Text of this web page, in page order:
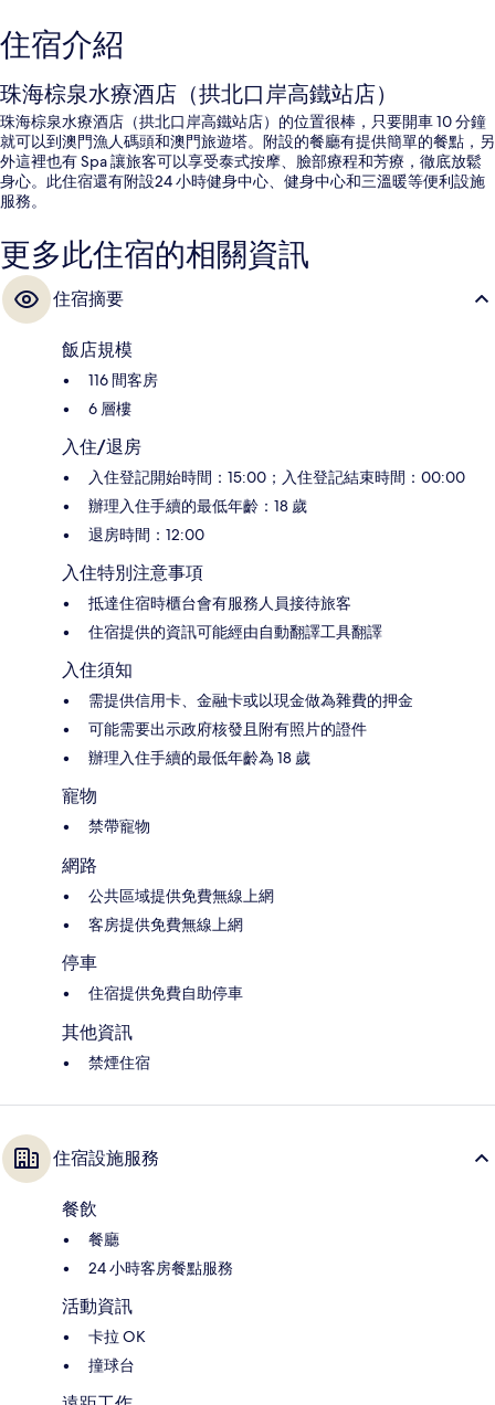
住宿介紹
珠海棕泉水療酒店（拱北口岸高鐵站店）
珠海棕泉水療酒店（拱北口岸高鐵站店）的位置很棒，只要開車 10 分鐘
就可以到澳門漁人碼頭和澳門旅遊塔。附設的餐廳有提供簡單的餐點，另
外這裡也有 Spa 讓旅客可以享受泰式按摩、臉部療程和芳療，徹底放鬆
身心。此住宿還有附設24 小時健身中心、健身中心和三溫暖等便利設施
服務。
更多此住宿的相關資訊
住宿摘要
飯店規模
116 間客房
6 層樓
入住/退房
入住登記開始時間：15:00；入住登記結束時間：00:00
辦理入住手續的最低年齡：18 歲
退房時間：12:00
入住特別注意事項
抵達住宿時櫃台會有服務人員接待旅客
住宿提供的資訊可能經由自動翻譯工具翻譯
入住須知
需提供信用卡、金融卡或以現金做為雜費的押金
可能需要出示政府核發且附有照片的證件
辦理入住手續的最低年齡為 18 歲
寵物
禁帶寵物
網路
公共區域提供免費無線上網
客房提供免費無線上網
停車
住宿提供免費自助停車
其他資訊
禁煙住宿
住宿設施服務
餐飲
餐廳
24 小時客房餐點服務
活動資訊
卡拉 OK
撞球台